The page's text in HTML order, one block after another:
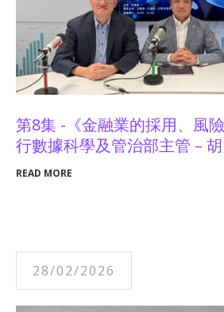
第8集 -《金融業的採用、風
行數據科學及管治部主管 –
READ MORE
28/02/2026